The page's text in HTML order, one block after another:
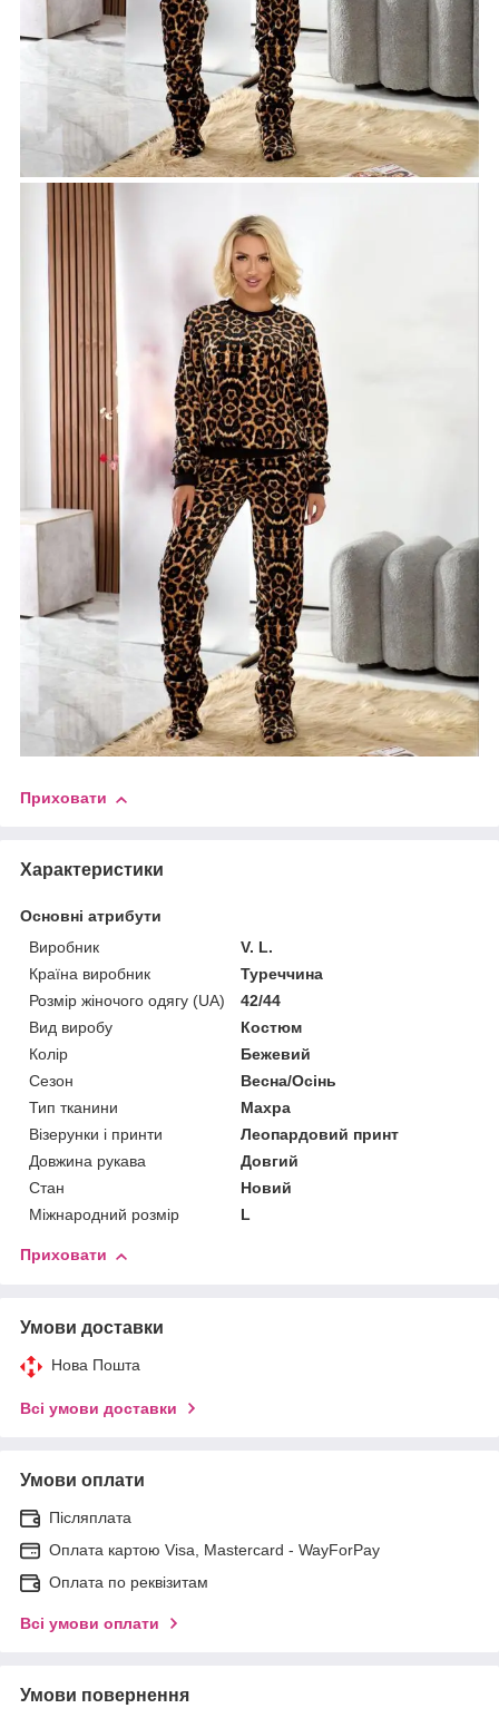
Приховати
Характеристики
Основні атрибути
Виробник
V. L.
Країна виробник
Туреччина
Розмір жіночого одягу (UA)
42/44
Вид виробу
Костюм
Колір
Бежевий
Сезон
Весна/Осінь
Тип тканини
Махра
Візерунки і принти
Леопардовий принт
Довжина рукава
Довгий
Стан
Новий
Міжнародний розмір
L
Приховати
Умови доставки
Нова Пошта
Всі умови доставки
Умови оплати
Післяплата
Оплата картою Visa, Mastercard - WayForPay
Оплата по реквізитам
Всі умови оплати
Умови повернення